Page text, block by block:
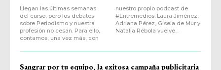
Llegan las últimas semanas
del curso, pero los debates
sobre Periodismo y nuestra
profesión no cesan. Para ello,
contamos, una vez más, con
nuestro propio podcast de
#Entremedios. Laura Jiménez,
Adriana Pérez, Gisela de Mur y
Natalia Rébola vuelve...
Sangrar por tu equipo, la exitosa campaña publicitaria